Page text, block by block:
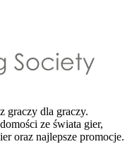
graczy dla graczy.
ze świata gier,
oraz najlepsze promocje.